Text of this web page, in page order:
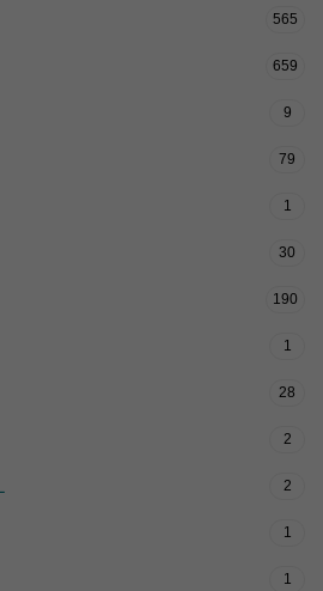
565
659
9
79
1
30
190
1
28
2
2
1
1